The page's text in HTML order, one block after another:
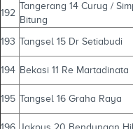
192
Tangerang 14 Curug /
Bitung
193 Tangsel 15 Dr Setiabudi
194 Bekasi 11 Re Martadinata
195 Tangsel 16 Graha Raya